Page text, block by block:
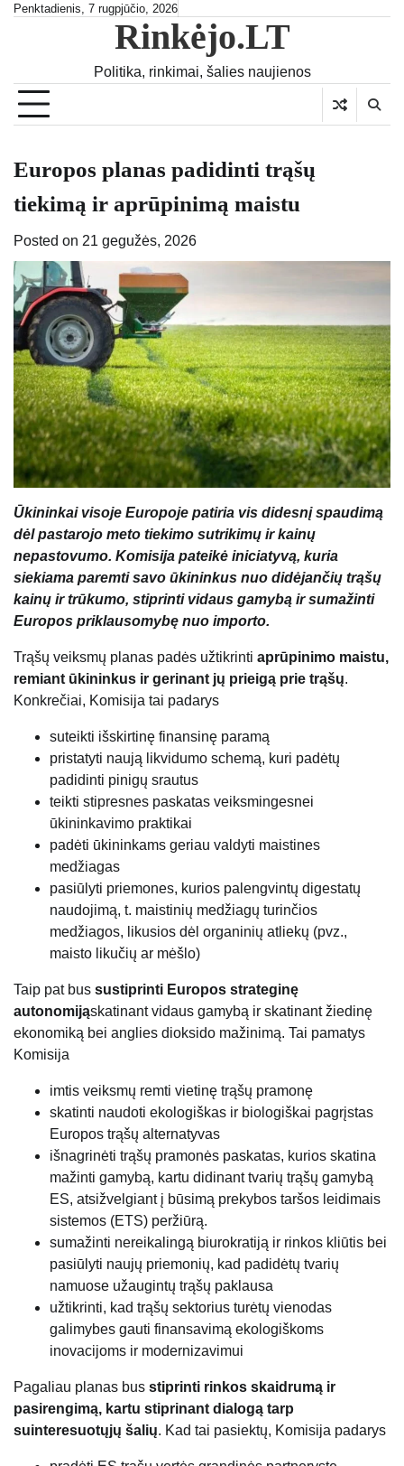
SkipPenktadienis, 7 rugpjūčio, 2026
Rinkėjo.LT
Politika, rinkimai, šalies naujienos
Europos planas padidinti trąšų
tiekimą ir aprūpinimą maistu
Posted on 21 gegužės, 2026
Ūkininkai visoje Europoje patiria vis didesnį spaudimą
dėl pastarojo meto tiekimo sutrikimų ir kainų
nepastovumo. Komisija pateikė iniciatyvą, kuria
siekiama paremti savo ūkininkus nuo didėjančių trąšų
kainų ir trūkumo, stiprinti vidaus gamybą ir sumažinti
Europos priklausomybę nuo importo.
Trąšų veiksmų planas padės užtikrinti aprūpinimo maistu,
remiant ūkininkus ir gerinant jų prieigą prie trąšų.
Konkrečiai, Komisija tai padarys
suteikti išskirtinę finansinę paramą
pristatyti naują likvidumo schemą, kuri padėtų
padidinti pinigų srautus
teikti stipresnes paskatas veiksmingesnei
ūkininkavimo praktikai
padėti ūkininkams geriau valdyti maistines
medžiagas
pasiūlyti priemones, kurios palengvintų digestatų
naudojimą, t. maistinių medžiagų turinčios
medžiagos, likusios dėl organinių atliekų (pvz.,
maisto likučių ar mėšlo)
Taip pat bus sustiprinti Europos strateginę
autonomijąskatinant vidaus gamybą ir skatinant žiedinę
ekonomiką bei anglies dioksido mažinimą. Tai pamatys
Komisija
imtis veiksmų remti vietinę trąšų pramonę
skatinti naudoti ekologiškas ir biologiškai pagrįstas
Europos trąšų alternatyvas
išnagrinėti trąšų pramonės paskatas, kurios skatina
mažinti gamybą, kartu didinant tvarių trąšų gamybą
ES, atsižvelgiant į būsimą prekybos taršos leidimais
sistemos (ETS) peržiūrą.
sumažinti nereikalingą biurokratiją ir rinkos kliūtis bei
pasiūlyti naujų priemonių, kad padidėtų tvarių
namuose užaugintų trąšų paklausa
užtikrinti, kad trąšų sektorius turėtų vienodas
galimybes gauti finansavimą ekologiškoms
inovacijoms ir modernizavimui
Pagaliau planas bus stiprinti rinkos skaidrumą ir
pasirengimą, kartu stiprinant dialogą tarp
suinteresuotųjų šalių. Kad tai pasiektų, Komisija padarys